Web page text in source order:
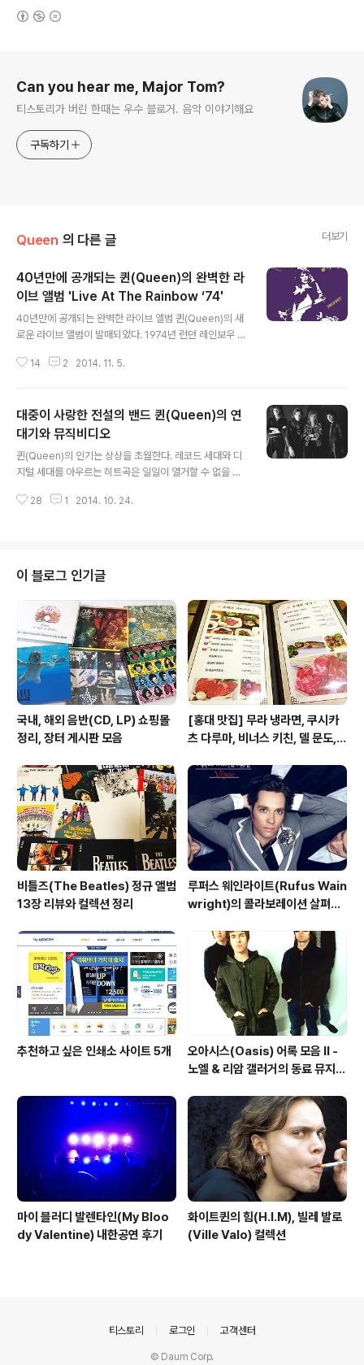
Can you hear me, Major Tom?
티스토리가 버린 한때는 우수 블로거. 음악 이야기해요
구독하기
Queen 의 다른 글 더보기
40년만에 공개되는 퀸(Queen)의 완벽한 라
이브 앨범 'Live At The Rainbow ‘74'
40년만에 공개되는 완벽한 라이브 앨범 퀸(Queen)의 새
로운 라이브 앨범이 발매되었다. 1974년 런던 레인보우 극
0년만에 처음 공개되는 진귀한 라이브 앨범이다. 대표 히
어 가치가 더 높다. 당시 앨범과 투어의 성공으로 의욕과 자
신감이 넘쳤던 퀸이 완벽에 가까운 공연을 선사했다는 것
도 눈여겨볼 필요가 있다. CD 1 - Queen II Tour (1974
년 3월 31일 공연) 퀸은 두 번째 앨범 「Queen II」를 발표
쳤다. 투어의 대미를 장식한 ..
14 2 2014. 11. 5.
대중이 사랑한 전설의 밴드 퀸(Queen)의 연
대기와 뮤직비디오
퀸(Queen)의 인기는 상상을 초월한다. 레코드 세대와 디
지털 세대를 아우르는 히트곡은 일일이 열거할 수 없을 정
표 히트곡 정도는 알고 있다. 전세계 앨범 판매량은 2억장
도 싫증이 나지 않는 묘한 매력은 수십 년이 지난 지금도 유
효하다. ⓒUniversal Music 퀸은 1973년 열악한 환경
을 감수하고 제작한 앨범 「Queen」으로 데뷔했다. 앨범에
는 완성도 높은 곡들이 수록되었지만 대중에게 어필하지
못했고, 평단은 개성을 찾기 힘든 아류 밴드라며 고개를 설
레설레 저었다..
28 1 2014. 10. 24.
이 블로그 인기글
국내, 해외 음반(CD, LP) 쇼핑몰
정리, 장터 게시판 모음
[홍대 맛집] 무라 냉라면, 쿠시카
츠 다루마, 비너스 키친, 델 문도,
비틀즈(The Beatles) 정규 앨범
13장 리뷰와 컬렉션 정리
루퍼스 웨인라이트(Rufus Wain
wright)의 콜라보레이션 살펴보
추천하고 싶은 인쇄소 사이트 5개
오아시스(Oasis) 어록 모음 II -
노엘 & 리암 갤러거의 동료 뮤지션
마이 블러디 발렌타인(My Bloo
dy Valentine) 내한공연 후기
화이트퀸의 힘(H.I.M), 빌레 발로
(Ville Valo) 컬렉션
티스토리 로그인 고객센터
© Daum Corp.